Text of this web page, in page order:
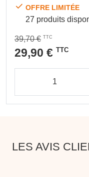
OFFRE LIMITÉE
27 produits
39,70 € TTC
29,90 € TTC
LES AVIS